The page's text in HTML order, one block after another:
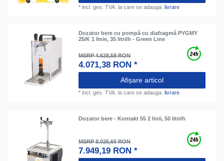
*incl. ges. TVA. la care se adauga. livrare
Dozator bere cu pompă cu diafragmă PYGMY
25/K 1 linie, 35 litri/h - Green Line
MSRP 4.628,58 RON
4.071,38 RON *
Afișare articol
*incl. ges. TVA. la care se adauga. livrare
Dozator bere - Kontakt 55 2 linii, 50 litri/h
MSRP 8.025,60 RON
7.949,19 RON *